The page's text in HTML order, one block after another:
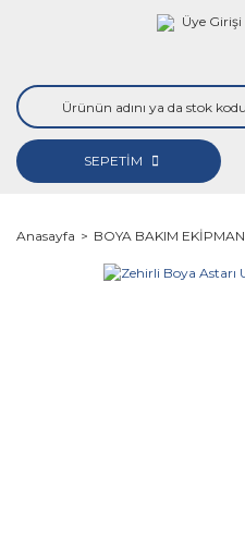
Üye Girişi
SEPETİM
Anasayfa BOYA BAKIM EKİPMAN